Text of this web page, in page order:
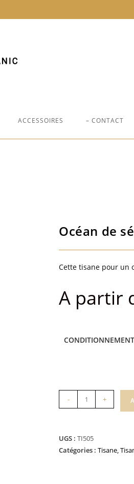
ACCESSOIRES – CONTACT
Océan de
Cette tisane pour un
A partir
CONDITIONNEMENT
quantité
de
de
sérénité
- +
UGS : TI505
Catégories : Tisane,